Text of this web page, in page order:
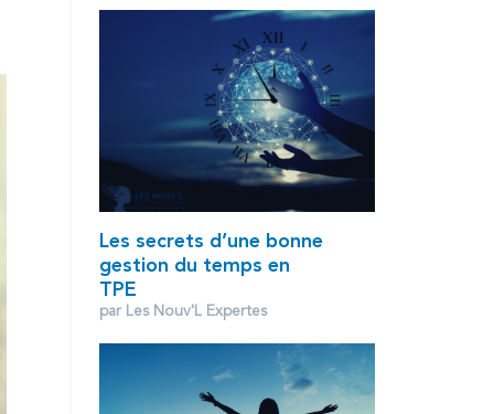
Les secrets d’une bonne
gestion du temps en
TPE
par Les Nouv'L Expertes